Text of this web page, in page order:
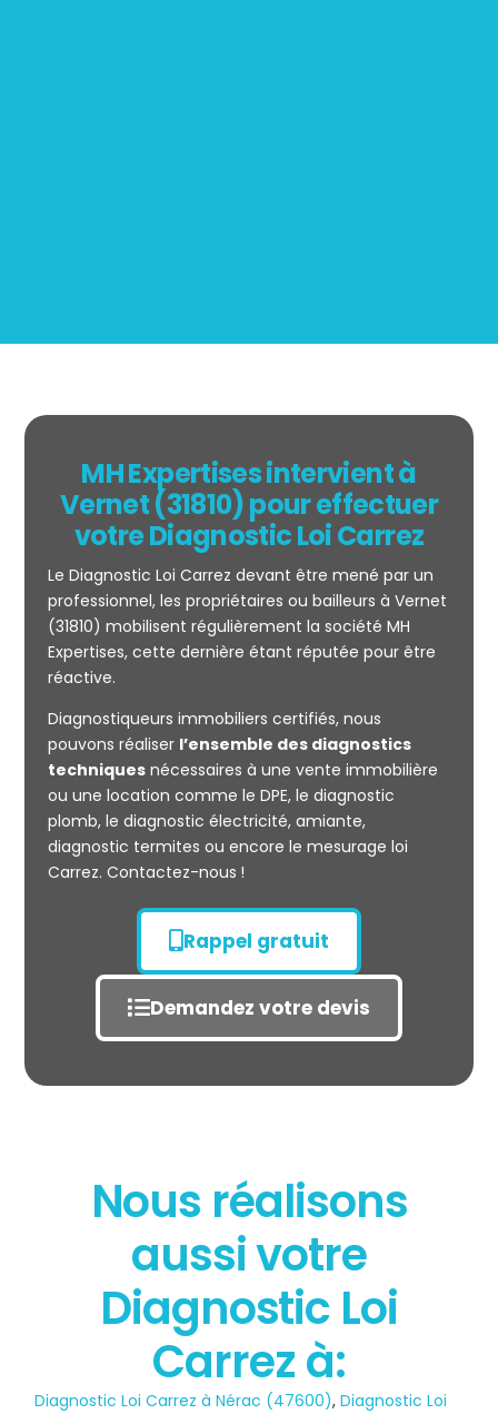
Mesurage
CARREZ
État des risques
POLLUTION
MH Expertises intervient à
Vernet (31810) pour effectuer
votre Diagnostic Loi Carrez
Le Diagnostic Loi Carrez devant être mené par un
professionnel, les propriétaires ou bailleurs à Vernet
(31810) mobilisent régulièrement la société MH
Expertises, cette dernière étant réputée pour être
réactive.
Diagnostiqueurs immobiliers certifiés, nous
pouvons réaliser l’ensemble des diagnostics
techniquesnécessaires à une vente immobilière
ou une location comme le DPE, le diagnostic
plomb, le diagnostic électricité, amiante,
diagnostic termites ou encore le mesurage loi
Carrez. Contactez-nous !
Rappel gratuit
Demandez votre devis
Nous réalisons
aussi votre
Diagnostic Loi
Carrez à:
Diagnostic Loi Carrez à Nérac (47600),Diagnostic Loi